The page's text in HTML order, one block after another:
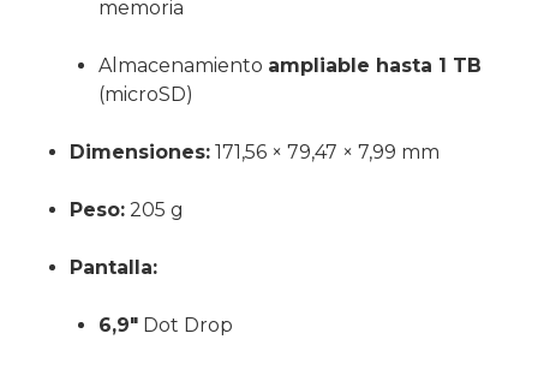
memoria
Almacenamiento ampliable hasta 1 TB
(microSD)
Dimensiones: 171,56 × 79,47 × 7,99 mm
Peso: 205 g
Pantalla:
6,9″ Dot Drop